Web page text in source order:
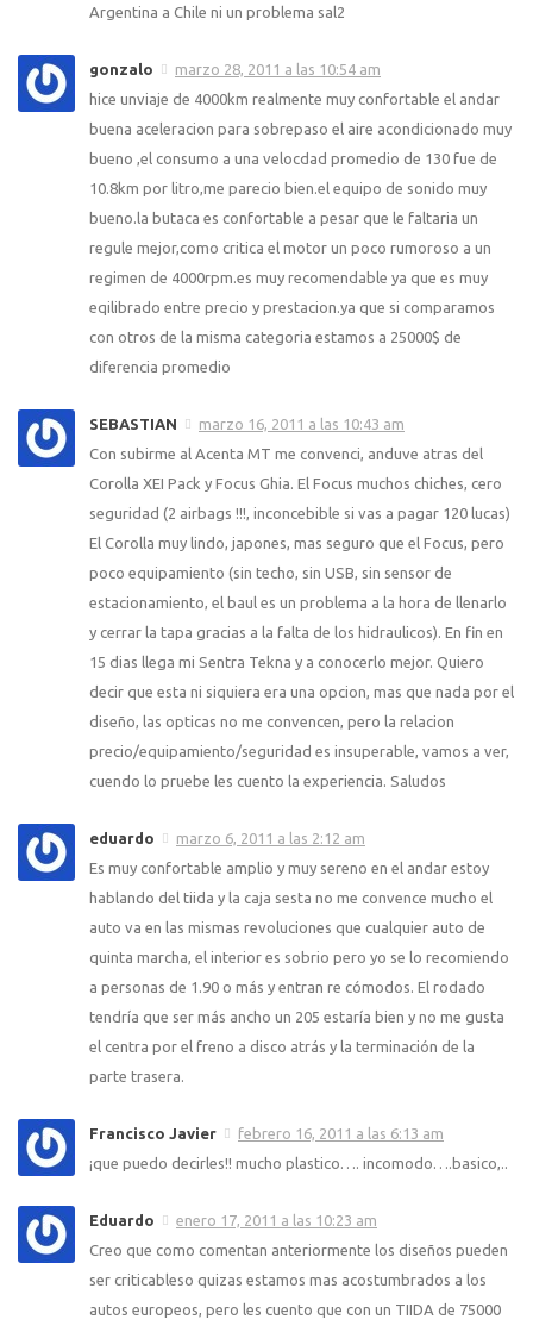
Argentina a Chile ni un problema sal2
gonzalo
marzo 28, 2011 a las 10:54 am
hice unviaje de 4000km realmente muy confortable el andar
buena aceleracion para sobrepaso el aire acondicionado muy
bueno ,el consumo a una velocdad promedio de 130 fue de
10.8km por litro,me parecio bien.el equipo de sonido muy
bueno.la butaca es confortable a pesar que le faltaria un
regule mejor,como critica el motor un poco rumoroso a un
regimen de 4000rpm.es muy recomendable ya que es muy
eqilibrado entre precio y prestacion.ya que si comparamos
con otros de la misma categoria estamos a 25000$ de
diferencia promedio
SEBASTIAN
marzo 16, 2011 a las 10:43 am
Con subirme al Acenta MT me convenci, anduve atras del
Corolla XEI Pack y Focus Ghia. El Focus muchos chiches, cero
seguridad (2 airbags !!!, inconcebible si vas a pagar 120 lucas)
El Corolla muy lindo, japones, mas seguro que el Focus, pero
poco equipamiento (sin techo, sin USB, sin sensor de
estacionamiento, el baul es un problema a la hora de llenarlo
y cerrar la tapa gracias a la falta de los hidraulicos). En fin en
15 dias llega mi Sentra Tekna y a conocerlo mejor. Quiero
decir que esta ni siquiera era una opcion, mas que nada por el
diseño, las opticas no me convencen, pero la relacion
precio/equipamiento/seguridad es insuperable, vamos a ver,
cuendo lo pruebe les cuento la experiencia. Saludos
eduardo
marzo 6, 2011 a las 2:12 am
Es muy confortable amplio y muy sereno en el andar estoy
hablando del tiida y la caja sesta no me convence mucho el
auto va en las mismas revoluciones que cualquier auto de
quinta marcha, el interior es sobrio pero yo se lo recomiendo
a personas de 1.90 o más y entran re cómodos. El rodado
tendría que ser más ancho un 205 estaría bien y no me gusta
el centra por el freno a disco atrás y la terminación de la
parte trasera.
Francisco Javier
febrero 16, 2011 a las 6:13 am
¡que puedo decirles!! mucho plastico…. incomodo….basico,..
Eduardo
enero 17, 2011 a las 10:23 am
Creo que como comentan anteriormente los diseños pueden
ser criticableso quizas estamos mas acostumbrados a los
autos europeos, pero les cuento que con un TIIDA de 75000